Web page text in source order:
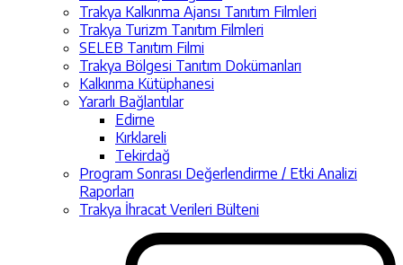
Trakya Kalkınma Ajansı Tanıtım Filmleri
Trakya Turizm Tanıtım Filmleri
SELEB Tanıtım Filmi
Trakya Bölgesi Tanıtım Dokümanları
Kalkınma Kütüphanesi
Yararlı Bağlantılar
Edirne
Kırklareli
Tekirdağ
Program Sonrası Değerlendirme / Etki Analizi
Raporları
Trakya İhracat Verileri Bülteni